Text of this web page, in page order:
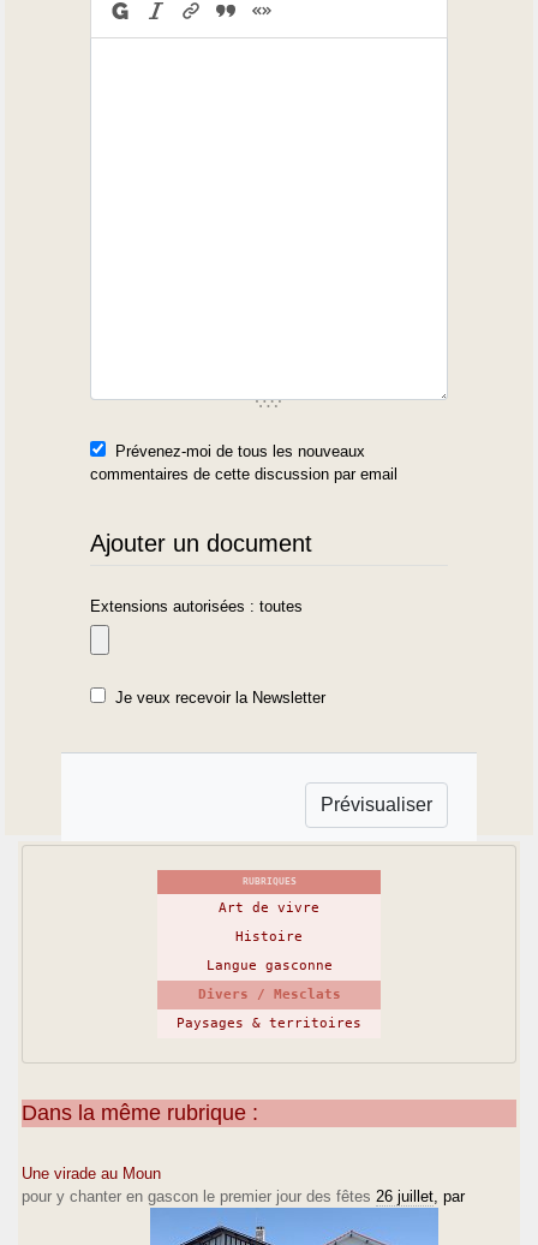
Prévenez-moi de tous les nouveaux
commentaires de cette discussion par email
Ajouter un document
Extensions autorisées : toutes
Je veux recevoir la Newsletter
RUBRIQUES
Art de vivre
Histoire
Langue gasconne
Divers / Mesclats
Paysages & territoires
Dans la même rubrique :
Une virade au Moun
pour y chanter en gascon le premier jour des fêtes 26 juillet , par